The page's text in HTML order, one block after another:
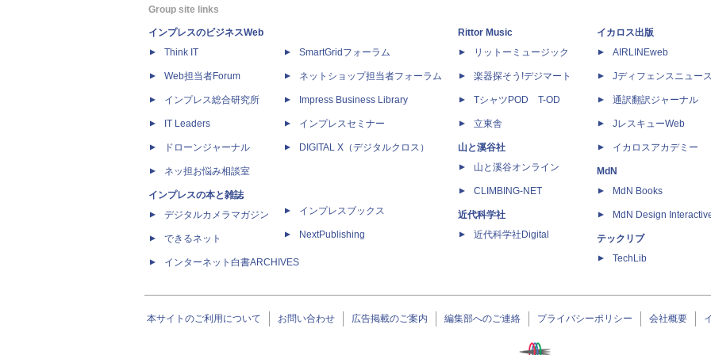
Group site links
インプレスのビジネスWeb
Think IT
Web担当者Forum
インプレス総合研究所
IT Leaders
ドローンジャーナル
ネッ担お悩み相談室
インプレスの本と雑誌
デジタルカメラマガジン
できるネット
インターネット白書ARCHIVES
SmartGridフォーラム
ネットショップ担当者フォーラム
Impress Business Library
インプレスセミナー
DIGITAL X（デジタルクロス）
インプレスブックス
NextPublishing
Rittor Music
リットーミュージック
楽器探そう!デジマート
TシャツPOD T-OD
立東舎
山と溪谷社
山と溪谷オンライン
CLIMBING-NET
近代科学社
近代科学社Digital
イカロス出版
AIRLINEweb
Jディフェンスニュー
通訳翻訳ジャーナル
JレスキューWeb
イカロスアカデミー
MdN
MdN Books
MdN Design
テックリブ
TechLib
本サイトのご利用について お問い合わせ 広告掲載のご案内 編集部へのご連絡 プライバシーポリシー 会社概要